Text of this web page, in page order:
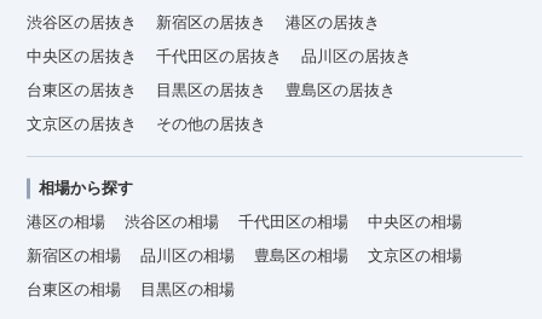
渋谷区の居抜き
新宿区の居抜き
港区の居抜き
中央区の居抜き
千代田区の居抜き
品川区の居抜き
台東区の居抜き
目黒区の居抜き
豊島区の居抜き
文京区の居抜き
その他の居抜き
相場から探す
港区の相場
渋谷区の相場 千代田区の相場
中央区の相場
新宿区の相場
品川区の相場 豊島区の相場
文京区の相場
台東区の相場
目黒区の相場